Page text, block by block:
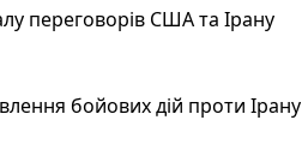
переговорів США та Ірану
бойових дій проти Ірану